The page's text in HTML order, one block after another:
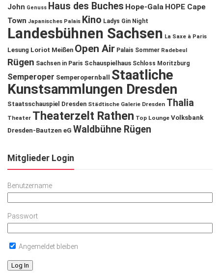
John Genuss Haus des Buches Hope-Gala HOPE Cape
Town Japanisches Palais Kino Ladys Gin Night
Landesbühnen Sachsen La Saxe à Paris
Lesung Loriot Meißen Open Air Palais Sommer Radebeul
Rügen Sachsen in Paris Schauspielhaus Schloss Moritzburg
Semperoper Semperopernball
Staatliche
Kunstsammlungen Dresden
Staatsschauspiel Dresden Städtische Galerie Dresden Thalia
Theater Theaterzelt Rathen Top Lounge Volksbank
Dresden-Bautzen eG Waldbühne Rügen
Mitglieder Login
Benutzername
Passwort
Angemeldet bleiben